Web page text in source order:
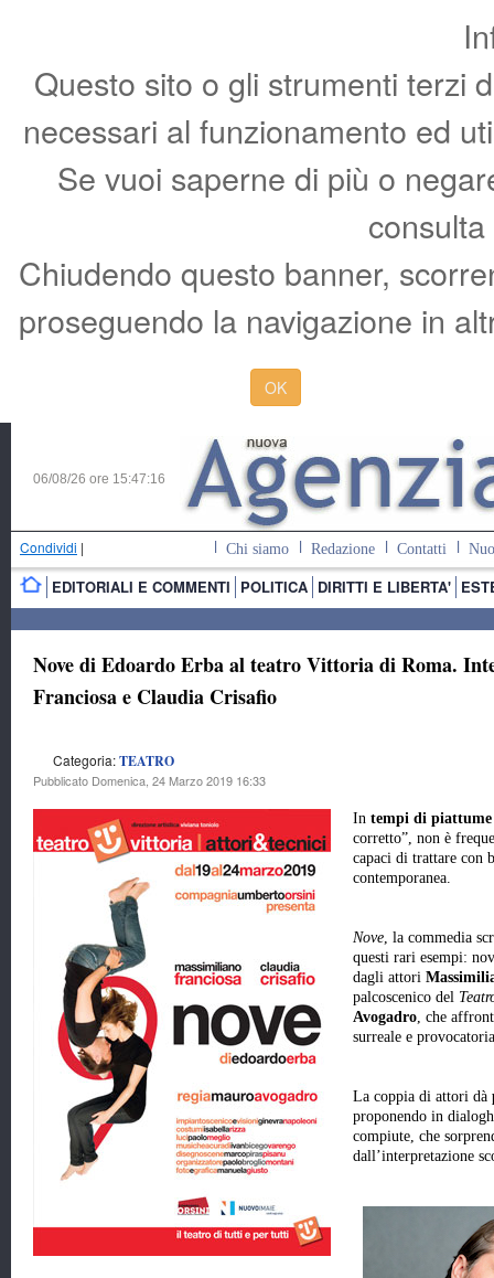
Questo sito o gli strumenti terzi
necessari al funzionamento ed
Se vuoi saperne di più o
Chiudendo questo banner,
proseguendo la navigazione in
OK
06/08/26 ore 15:47:17
Condividi | Chi siamo Redazione Contatti
EDITORIALI E COMMENTI POLITICA DIRITTI E LIBERTA'
Nove di Edoardo Erba al teatro Vittoria di Roma.
Franciosa e Claudia Crisafio
Categoria:TEATRO
Pubblicato Domenica, 24 Marzo 2019 16:33
In tempi di
corretto”, non è
capaci di trattare con
contemporanea.
Nove, la commedia
questi rari esempi:
dagli attori
palcoscenico del
Avogadro, che
surreale e
La coppia di attori dà
proponendo in
compiute, che
dall’interpretazione